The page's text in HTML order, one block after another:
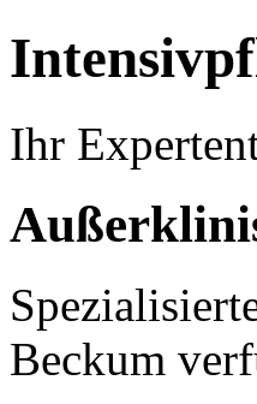
Ihr
Beckum